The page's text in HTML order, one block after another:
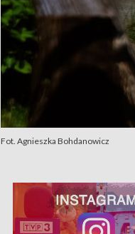
Fot. Agnieszka Bohdanowicz